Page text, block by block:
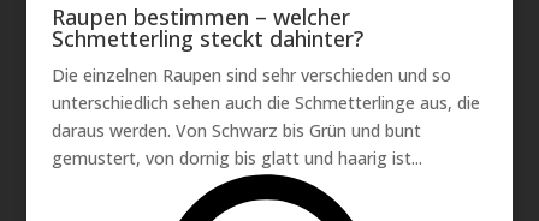
Raupen bestimmen – welcher
Schmetterling steckt dahinter?
Die einzelnen Raupen sind sehr verschieden und so
unterschiedlich sehen auch die Schmetterlinge aus, die
daraus werden. Von Schwarz bis Grün und bunt
gemustert, von dornig bis glatt und haarig ist...